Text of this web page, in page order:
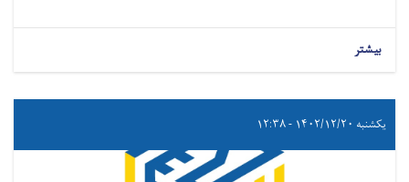
بیشتر
یکشنبه ۱۴۰۲/۱۲/۲۰ - ۱۲:۳۸